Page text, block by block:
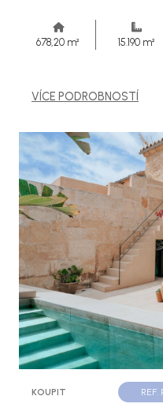
678,20 m² 15.190 m²
VÍCE PODROBNOSTÍ
KOUPIT REF.